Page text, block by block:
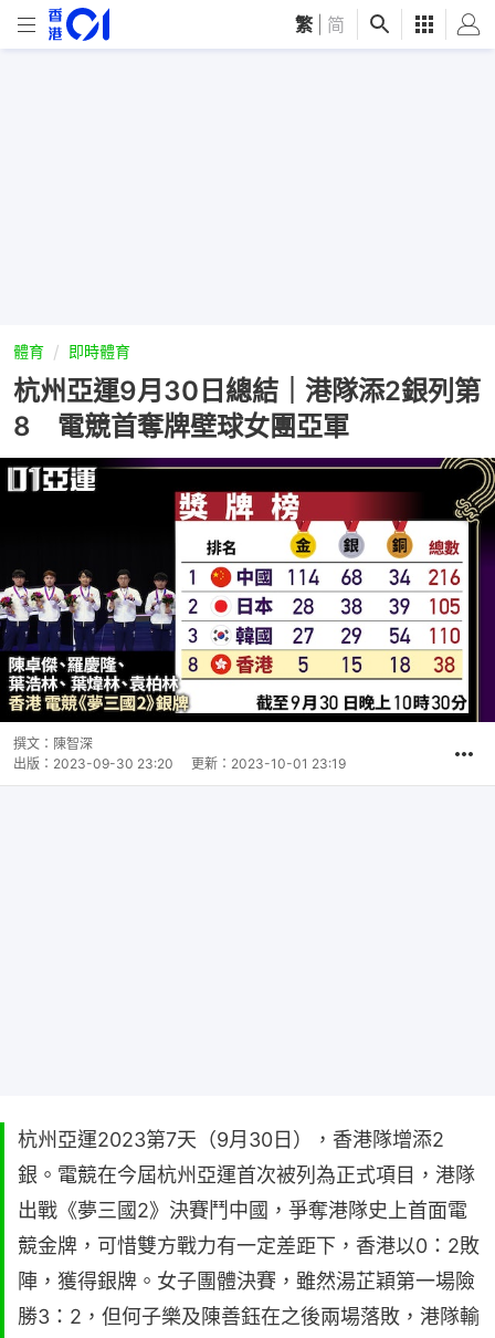
繁 简
體育 即時體育
杭州亞運9月30日總結｜港隊添2銀列第
8 電競首奪牌壁球女團亞軍
撰文： 陳智深
出版： 2023-09-30 23:20 更新： 2023-10-01 23:19
杭州亞運2023第7天（9月30日），香港隊增添2
銀。電競在今屆杭州亞運首次被列為正式項目，港隊
出戰《夢三國2》決賽鬥中國，爭奪港隊史上首面電
競金牌，可惜雙方戰力有一定差距下，香港以0：2敗
陣，獲得銀牌。女子團體決賽，雖然湯芷穎第一場險
勝3：2，但何子樂及陳善鈺在之後兩場落敗，港隊輸